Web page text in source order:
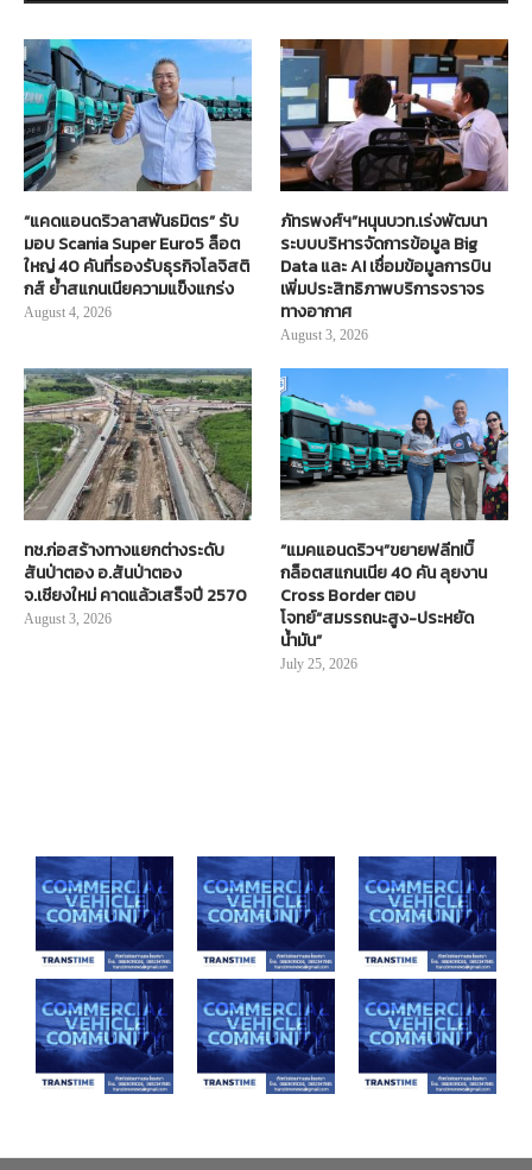
“แคดแอนดริวลาสพันธมิตร” รับ
มอบ Scania Super Euro5 ล็อต
ใหญ่ 40 คันที่รองรับธุรกิจโลจิสติ
กส์ ย้ำสแกนเนียความแข็งแกร่ง
August 4, 2026
ภัทรพงศ์ฯ”หนุนบวท.เร่งพัฒนา
ระบบบริหารจัดการข้อมูล Big
Data และ AI เชื่อมข้อมูลการบิน
เพิ่มประสิทธิภาพบริการจราจร
ทางอากาศ
August 3, 2026
ทช.ก่อสร้างทางแยกต่างระดับ
สันป่าตอง อ.สันป่าตอง
จ.เชียงใหม่ คาดแล้วเสร็จปี 2570
August 3, 2026
“แมคแอนดริวฯ”ขยายฟลีท!บิ๊
กล็อตสแกนเนีย 40 คัน ลุยงาน
Cross Border ตอบ
โจทย์“สมรรถนะสูง-ประหยัด
น้ำมัน”
July 25, 2026